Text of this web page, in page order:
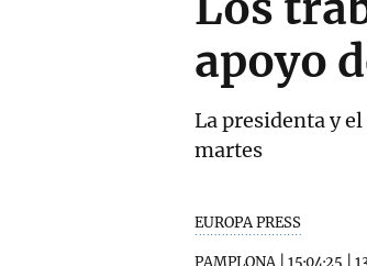
apoyo
La presidenta y
martes
EUROPA PRESS
PAMPLONA| 15·04·25